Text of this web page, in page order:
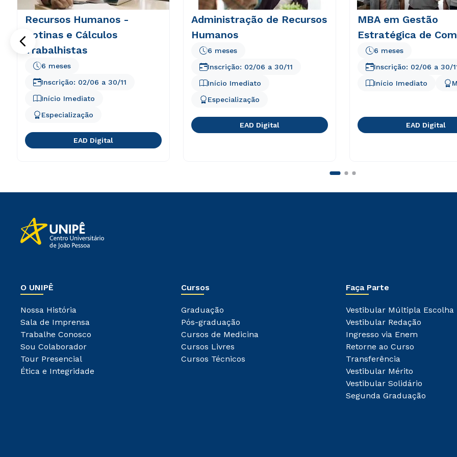
Recursos Humanos -
Rotinas e Cálculos
Trabalhistas
Início Imediato
6 meses
Especialização
Inscrição: 02/06 a 30/11
EAD Digital
Administração de Recursos
Humanos
Início Imediato
6 meses
Especialização
Inscrição: 02/06 a 30/11
EAD Digital
MBA em Gestão
Estratégica de
Início Imediato
6 meses
Inscrição: 02/06 a 30/
EAD Digital
O UNIPÊ
Nossa História
Sala de Imprensa
Trabalhe Conosco
Sou Colaborador
Tour Presencial
Ética e Integridade
Cursos
Graduação
Pós-graduação
Cursos de Medicina
Cursos Livres
Cursos Técnicos
Faça Parte
Vestibular Múltipla Escolha
Vestibular Redação
Ingresso via Enem
Retorne ao Curso
Transferência
Vestibular Mérito
Vestibular Solidário
Segunda Graduação